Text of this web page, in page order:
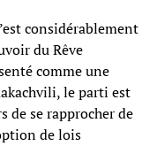
considérablement
du Rêve
comme une
le parti est
de se rapprocher de
de lois